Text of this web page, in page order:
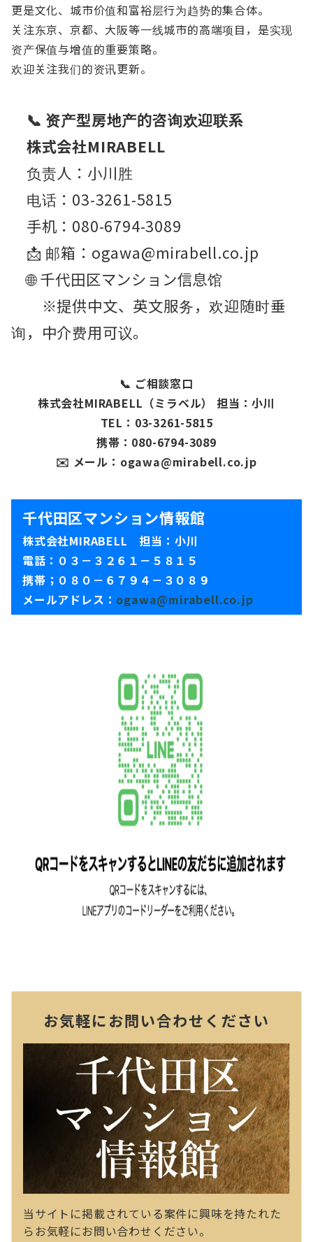
更是文化、城市价值和富裕层行为趋势的集合体。
关注东京、京都、大阪等一线城市的高端项目，是实现
资产保值与增值的重要策略。
欢迎关注我们的资讯更新。
📞 资产型房地产的咨询欢迎联系
株式会社MIRABELL
负责人：小川胜
电话：03-3261-5815
手机：080-6794-3089
📩 邮箱：ogawa@mirabell.co.jp
🌐 千代田区マンション信息馆
※提供中文、英文服务，欢迎随时垂
询，中介费用可议。
📞 ご相談窓口
株式会社MIRABELL（ミラベル） 担当：小川
TEL：03-3261-5815
携帯：080-6794-3089
✉️ メール：ogawa@mirabell.co.jp
千代田区マンション情報館
株式会社MIRABELL 担当：小川
電話：０３－３２６１－５８１５
携帯；０８０－６７９４－３０８９
メールアドレス： ogawa@mirabell.co.jp
お気軽にお問い合わせください
当サイトに掲載されている案件に興味を持たれた
らお気軽にお問い合わせください。